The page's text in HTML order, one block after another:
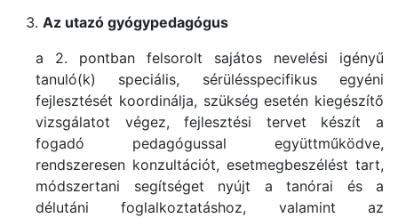
Az utazó gyógypedagógus
a 2. pontban felsorolt sajátos nevelési igényű
tanuló(k) speciális, sérülésspecifikus egyéni
fejlesztését koordinálja, szükség esetén kiegészítő
vizsgálatot végez, fejlesztési tervet készít a
fogadó pedagógussal együttműködve,
rendszeresen konzultációt, esetmegbeszélést tart,
módszertani segítséget nyújt a tanórai és a
délutáni foglalkoztatáshoz, valamint az